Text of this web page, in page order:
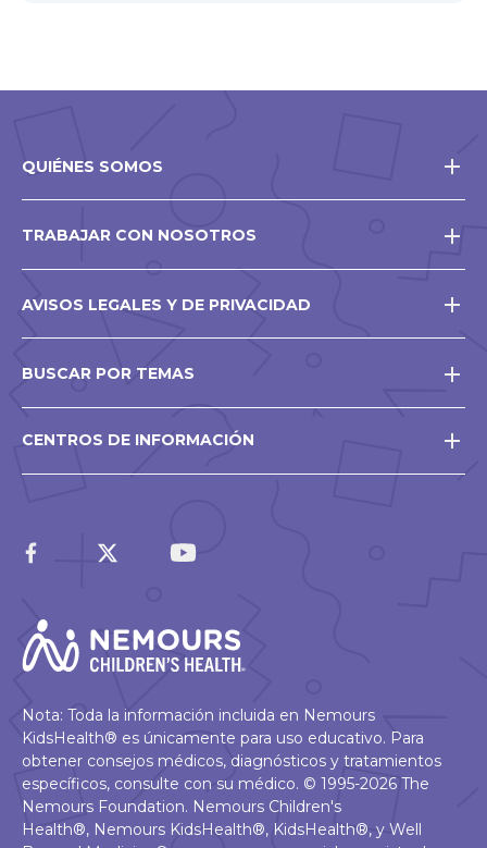
QUIÉNES SOMOS
TRABAJAR CON NOSOTROS
AVISOS LEGALES Y DE PRIVACIDAD
BUSCAR POR TEMAS
CENTROS DE INFORMACIÓN
Nota: Toda la información incluida en Nemours
KidsHealth® es únicamente para uso educativo. Para
obtener consejos médicos, diagnósticos y tratamientos
específicos, consulte con su médico. © 1995-2026 The
Nemours Foundation. Nemours Children's
Health®, Nemours KidsHealth®, KidsHealth®, y Well